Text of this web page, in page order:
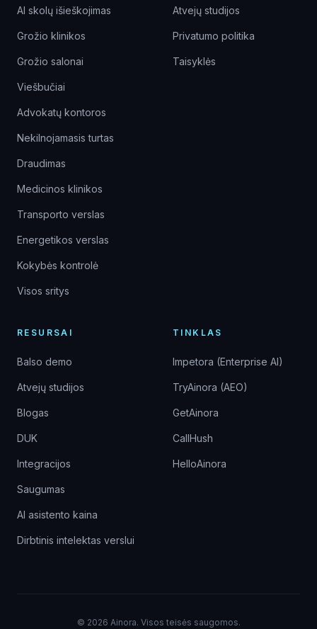
AI skolų išieškojimas
Grožio klinikos
Grožio salonai
Viešbučiai
Advokatų kontoros
Nekilnojamasis turtas
Draudimas
Medicinos klinikos
Transporto verslas
Energetikos verslas
Kokybės kontrolė
Visos sritys
Atvejų studijos
Privatumo politika
Taisyklės
RESURSAI
Balso demo
Atvejų studijos
Blogas
DUK
Integracijos
Saugumas
AI asistento kaina
Dirbtinis intelektas verslui
TINKLAS
Impetora (Enterprise AI)
TryAinora (AEO)
GetAinora
CallHush
HelloAinora
© 2026 Ainora. Visos teisės saugomos.